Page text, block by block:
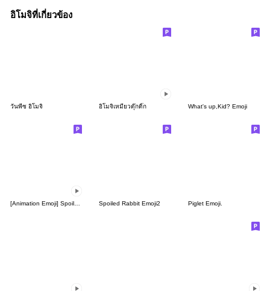
อิโมจิที่เกี่ยวข้อง
วันพีซ อิโมจิ อิโมจิเหมียวดุ๊กดิ๊ก What's up,Kid? Emoji
[Animation Emoji] Spoiled Rabbit Spoiled Rabbit Emoji2 Piglet Emoji.